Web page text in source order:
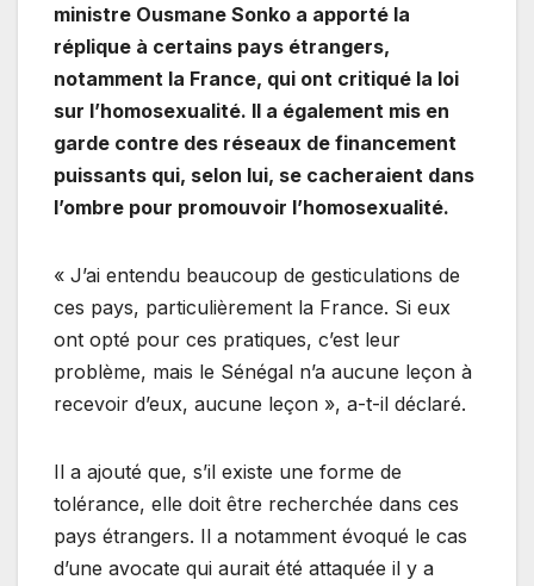
ministre Ousmane Sonko a apporté la
réplique à certains pays étrangers,
notamment la France, qui ont critiqué la loi
sur l’homosexualité. Il a également mis en
garde contre des réseaux de financement
puissants qui, selon lui, se cacheraient dans
l’ombre pour promouvoir l’homosexualité.
« J’ai entendu beaucoup de gesticulations de
ces pays, particulièrement la France. Si eux
ont opté pour ces pratiques, c’est leur
problème, mais le Sénégal n’a aucune leçon à
recevoir d’eux, aucune leçon », a-t-il déclaré.
Il a ajouté que, s’il existe une forme de
tolérance, elle doit être recherchée dans ces
pays étrangers. Il a notamment évoqué le cas
d’une avocate qui aurait été attaquée il y a